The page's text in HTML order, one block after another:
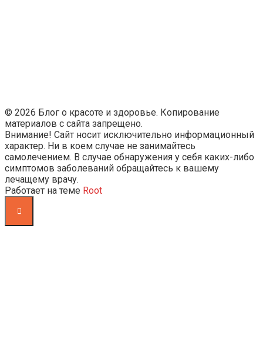
© 2026 Блог о красоте и здоровье. Копирование
материалов с сайта запрещено.
Внимание! Сайт носит исключительно информационный
характер. Ни в коем случае не занимайтесь
самолечением. В случае обнаружения у себя каких-либо
симптомов заболеваний обращайтесь к вашему
лечащему врачу.
Работает на теме Root